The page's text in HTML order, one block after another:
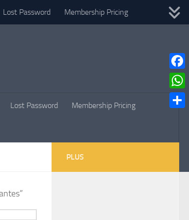
Lost Password Membership Pricing
Lost Password Membership Pricing
PLUS